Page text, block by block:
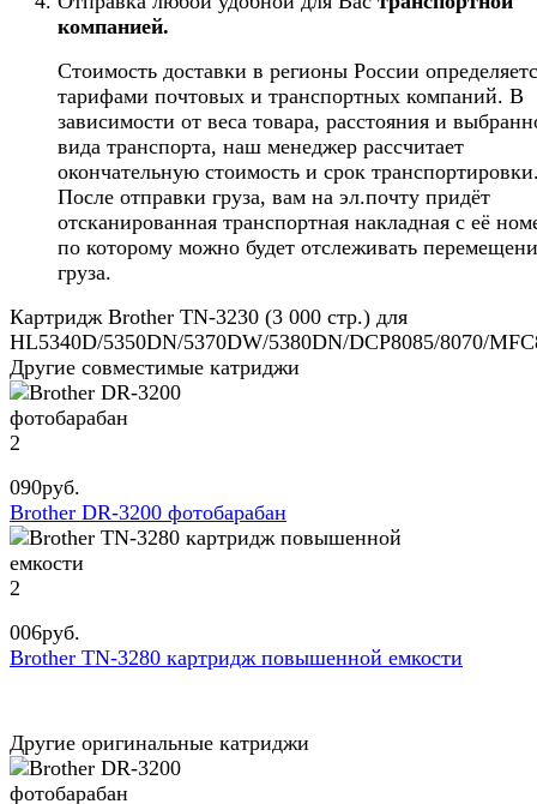
компанией.
Стоимость доставки в регионы России
тарифами почтовых и транспортных компаний. В
зависимости от веса товара, расстояния и
вида транспорта, наш менеджер рассчитает
окончательную стоимость и срок
После отправки груза, вам на эл.почту придёт
отсканированная транспортная накладная с её
по которому можно будет отслеживать
груза.
Картридж Brother TN-3230 (3 000 стр.) для
HL5340D/5350DN/5370DW/5380DN/DCP8085/8070/
Другие совместимые катриджи
2
090руб.
Brother DR-3200 фотобарабан
2
006руб.
Brother TN-3280 картридж повышенной емкости
Другие оригинальные катриджи